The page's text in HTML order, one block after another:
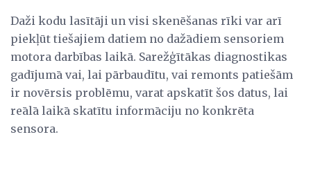
Daži kodu lasītāji un visi skenēšanas rīki var arī
piekļūt tiešajiem datiem no dažādiem sensoriem
motora darbības laikā. Sarežģītākas diagnostikas
gadījumā vai, lai pārbaudītu, vai remonts patiešām
ir novērsis problēmu, varat apskatīt šos datus, lai
reālā laikā skatītu informāciju no konkrēta
sensora.